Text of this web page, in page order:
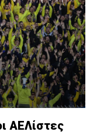
on the move and
ΑΕΛίστες